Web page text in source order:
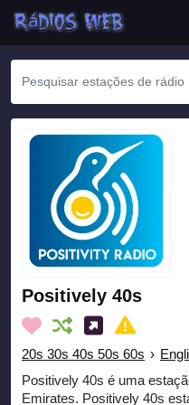
Positively 40s
20s 30s 40s 50s 60s ›
Positively 40s é uma
Emirates. Positively 40s